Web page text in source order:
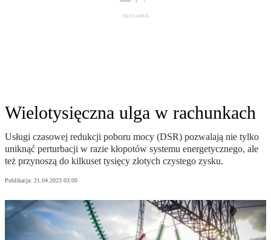
Wielotysięczna ulga w rachunkach
Usługi czasowej redukcji poboru mocy (DSR) pozwalają nie tylko
uniknąć perturbacji w razie kłopotów systemu energetycznego, ale
też przynoszą do kilkuset tysięcy złotych czystego zysku.
Publikacja: 21.04.2023 03:00